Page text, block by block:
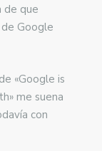
de que
Google
«Google is
me suena
con